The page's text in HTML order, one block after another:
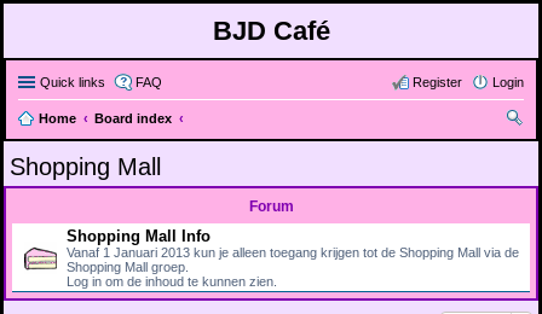
BJD Café
Quick links FAQ Login
Register
Home
Board index
Shopping Mall
Forum
Shopping Mall Info
Vanaf 1 Januari 2013 kun je alleen toegang krijgen tot de Shopping Mall via de
Shopping Mall groep.
Log in om de inhoud te kunnen zien.